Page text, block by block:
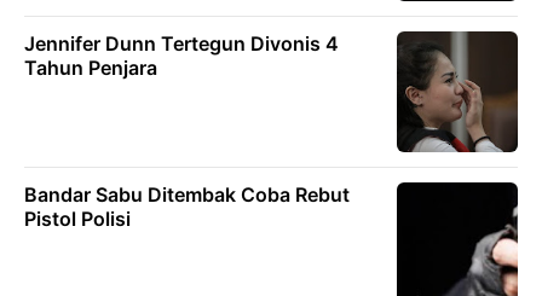
Jennifer Dunn Tertegun Divonis 4
Tahun Penjara
Bandar Sabu Ditembak Coba Rebut
Pistol Polisi